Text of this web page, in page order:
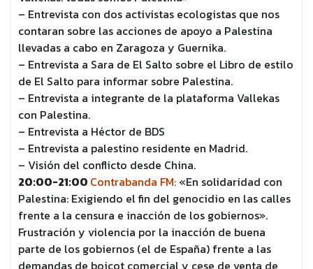
– Entrevista con dos activistas ecologistas que nos
contaran sobre las acciones de apoyo a Palestina
llevadas a cabo en Zaragoza y Guernika.
– Entrevista a Sara de El Salto sobre el Libro de estilo
de El Salto para informar sobre Palestina.
– Entrevista a integrante de la plataforma Vallekas
con Palestina.
– Entrevista a Héctor de BDS
– Entrevista a palestino residente en Madrid.
– Visión del conflicto desde China.
20:00-21:00 Contrabanda FM: «En solidaridad con
Palestina: Exigiendo el fin del genocidio en las calles
frente a la censura e inacción de los gobiernos».
Frustración y violencia por la inacción de buena
parte de los gobiernos (el de España) frente a las
demandas de boicot comercial y cese de venta de